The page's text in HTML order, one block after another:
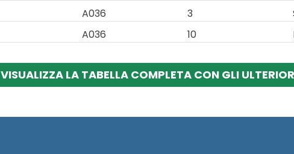
A036 3
A036 10
VISUALIZZA LA TABELLA COMPLETA CON GLI